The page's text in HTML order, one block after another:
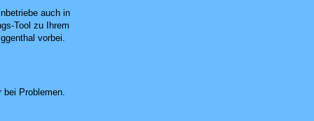
auch in
Tool zu Ihrem
vorbei.
Problemen.